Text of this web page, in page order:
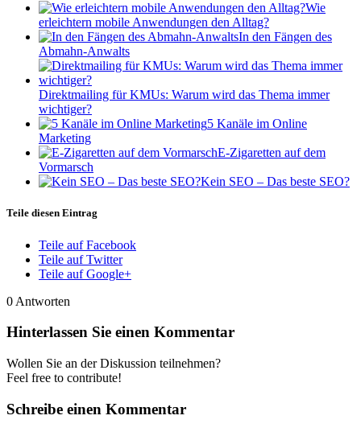
Wie
erleichtern mobile Anwendungen den Alltag?
In den Fängen des
Abmahn-Anwalts
Direktmailing für KMUs: Warum wird das Thema immer
wichtiger?
5 Kanäle im Online
Marketing
E-Zigaretten auf dem
Vormarsch
Kein SEO – Das beste SEO?
Teile diesen Eintrag
Teile auf Facebook
Teile auf Twitter
Teile auf Google+
0 Antworten
Hinterlassen Sie einen Kommentar
Wollen Sie an der Diskussion teilnehmen?
Feel free to contribute!
Schreibe einen Kommentar